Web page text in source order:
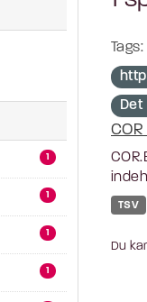
1
1
1
1
Tags:
COR
TSV
Du